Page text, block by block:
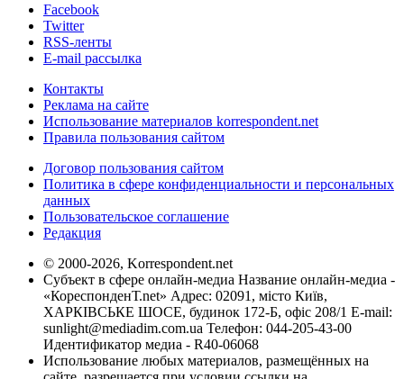
Facebook
Twitter
RSS-ленты
E-mail рассылка
Контакты
Реклама на сайте
Использование материалов korrespondent.net
Правила пользования сайтом
Договор пользования сайтом
Политика в сфере конфиденциальности и персональных
данных
Пользовательское соглашение
Редакция
© 2000-2026, Korrespondent.net
Субъект в сфере онлайн-медиа Название онлайн-медиа -
«КореспонденТ.net» Адрес: 02091, місто Київ,
ХАРКІВСЬКЕ ШОСЕ, будинок 172-Б, офіс 208/1 E-mail:
sunlight@mediadim.com.ua Телефон: 044-205-43-00
Идентификатор медиа - R40-06068
Использование любых материалов, размещённых на